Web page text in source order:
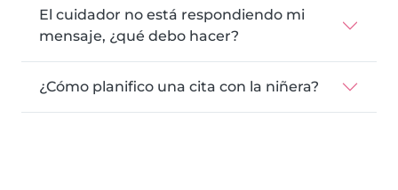
El cuidador no está respondiendo mi
mensaje, ¿qué debo hacer?
¿Cómo planifico una cita con la niñera?